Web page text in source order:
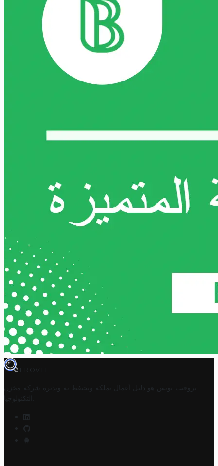
TROVIT
تروفيت تونس هو دليل أعمال تملكه وتحتفظ به وتديره
شركة مخزن
التكنولوجيا